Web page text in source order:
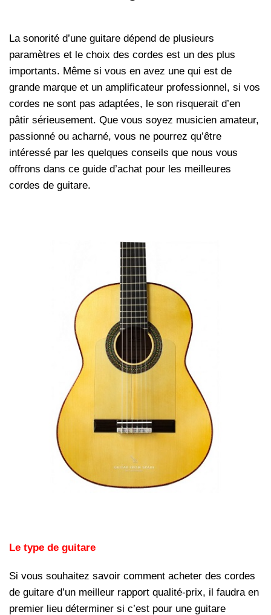
La sonorité d’une guitare dépend de plusieurs
paramètres et le choix des cordes est un des plus
importants. Même si vous en avez une qui est de
grande marque et un amplificateur professionnel, si vos
cordes ne sont pas adaptées, le son risquerait d’en
pâtir sérieusement. Que vous soyez musicien amateur,
passionné ou acharné, vous ne pourrez qu’être
intéressé par les quelques conseils que nous vous
offrons dans ce guide d’achat pour les meilleures
cordes de guitare.
Le type de guitare
Si vous souhaitez savoir comment acheter des cordes
de guitare d’un meilleur rapport qualité-prix, il faudra en
premier lieu déterminer si c’est pour une guitare